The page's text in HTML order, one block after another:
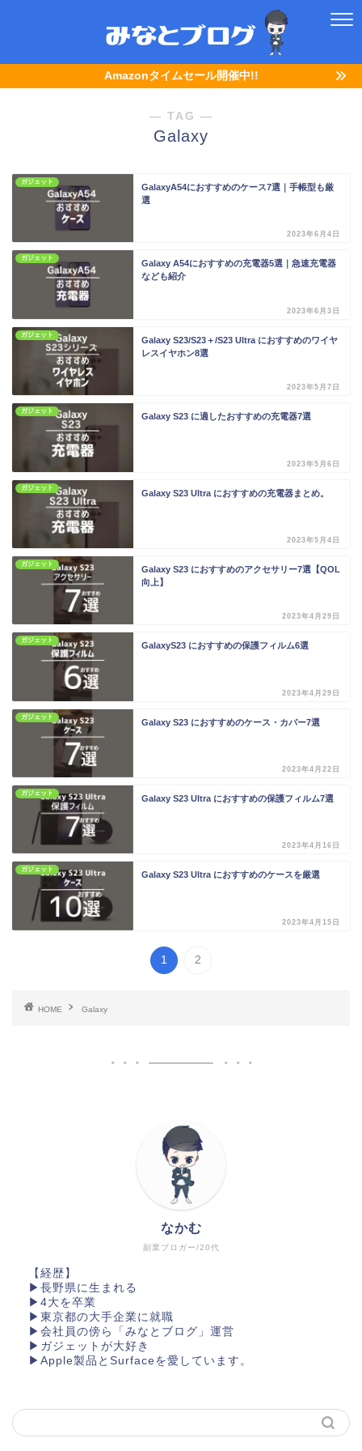
Amazonタイムセール開催中!!
― TAG ―
Galaxy
ガジェット
GalaxyA54におすすめのケース7選｜手帳型も厳
選
2023年6月4日
ガジェット
Galaxy A54におすすめの充電器5選｜急速充電器
なども紹介
2023年6月3日
ガジェット
Galaxy S23/S23＋/S23 Ultra におすすめのワイヤ
レスイヤホン8選
2023年5月7日
ガジェット
Galaxy S23 に適したおすすめの充電器7選
2023年5月6日
ガジェット
Galaxy S23 Ultra におすすめの充電器まとめ。
2023年5月4日
ガジェット
Galaxy S23 におすすめのアクセサリー7選【QOL
向上】
2023年4月29日
ガジェット
GalaxyS23 におすすめの保護フィルム6選
2023年4月29日
ガジェット
Galaxy S23 におすすめのケース・カバー7選
2023年4月22日
ガジェット
Galaxy S23 Ultra におすすめの保護フィルム7選
2023年4月16日
ガジェット
Galaxy S23 Ultra におすすめのケースを厳選
2023年4月15日
1 2
HOME Galaxy
副業ブロガー/20代
なかむ
【経歴】
▶長野県に生まれる
▶4大を卒業
▶東京都の大手企業に就職
▶会社員の傍ら「みなとブログ」運営
▶︎ガジェットが大好き
▶︎Apple製品とSurfaceを愛しています。